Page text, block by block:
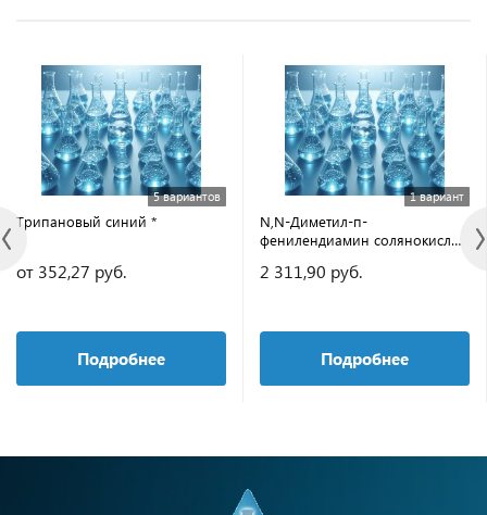
5 вариантов
Трипановый синий *
от 352,27 руб.
Подробнее
1 вариант
N,N-Диметил-п-
фенилендиамин солянокислый
2 311,90 руб.
Подробнее